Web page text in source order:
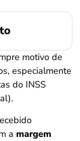
motivo de
especialmente
do INSS
a margem